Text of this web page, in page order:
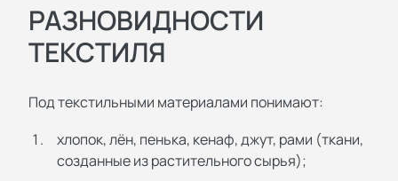
РАЗНОВИДНОСТИ
ТЕКСТИЛЯ
Под текстильными материалами понимают:
хлопок, лён, пенька, кенаф, джут, рами (ткани,
созданные из растительного сырья);